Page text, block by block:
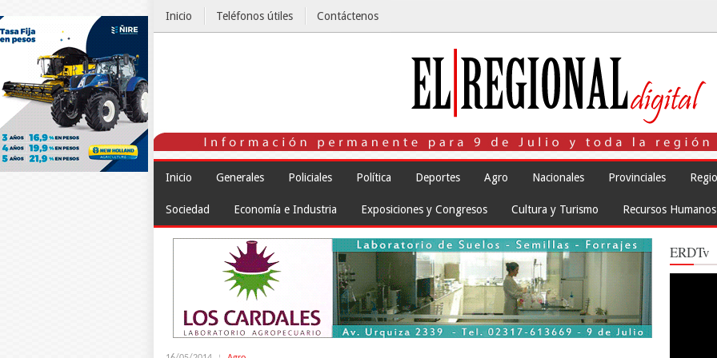
Inicio Teléfonos útiles Contáctenos
Inicio Generales Policiales Política Deportes Agro Nacionales Provinciales
Sociedad Economía e Industria Exposiciones y Congresos Cultura y Turismo Recursos Humanos
ERDTv